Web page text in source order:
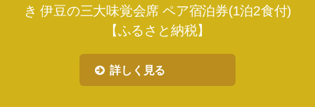
き 伊豆の三大味覚会席 ペア宿泊券(1泊2食付)
【ふるさと納税】
詳しく見る